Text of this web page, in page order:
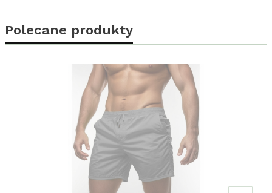
Polecane produkty